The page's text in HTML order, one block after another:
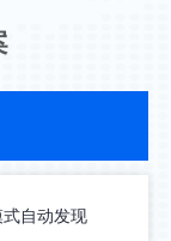
自动发现